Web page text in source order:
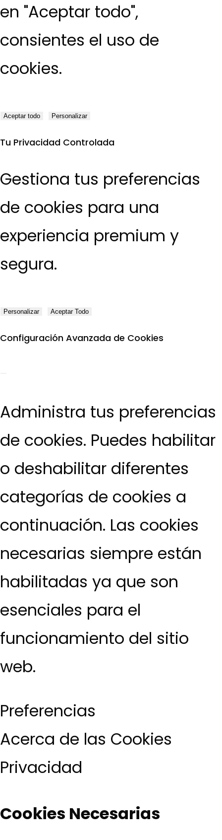
en "Aceptar todo",
consientes el uso de
cookies.
Aceptar todo Personalizar
Tu Privacidad Controlada
Gestiona tus preferencias
de cookies para una
experiencia premium y
segura.
Personalizar Aceptar Todo
Configuración Avanzada de Cookies
Administra tus preferencias
de cookies. Puedes habilitar
o deshabilitar diferentes
categorías de cookies a
continuación. Las cookies
necesarias siempre están
habilitadas ya que son
esenciales para el
funcionamiento del sitio
web.
Preferencias
Acerca de las Cookies
Privacidad
Cookies Necesarias